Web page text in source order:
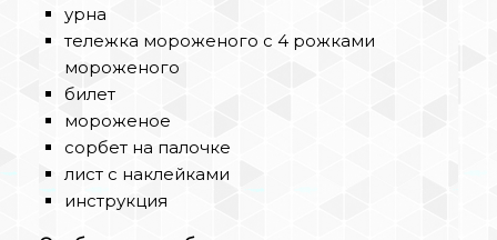
урна
тележка мороженого с 4 рожками
мороженого
билет
мороженое
сорбет на палочке
лист с наклейками
инструкция